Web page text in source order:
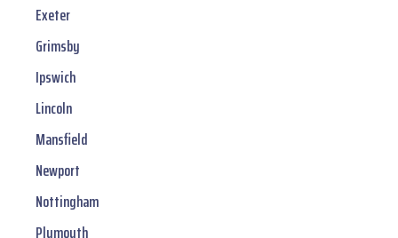
Exeter
Grimsby
Ipswich
Lincoln
Mansfield
Newport
Nottingham